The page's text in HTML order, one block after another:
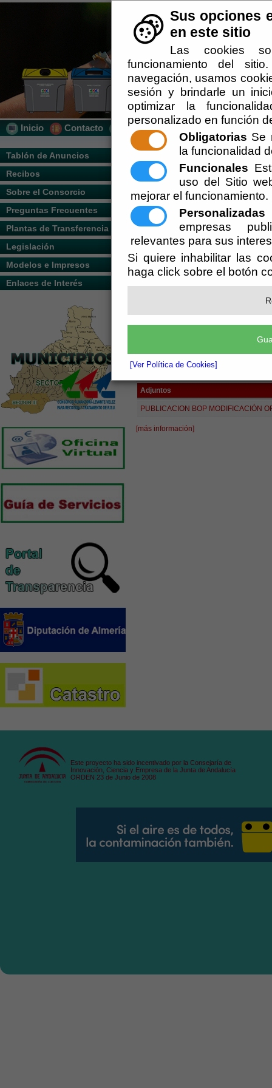
Sus opciones
en este sitio
Las cookies
funcionamiento del
navegación, usamos
sesión y brindarle un
optimizar la
personalizado en función
Obligatorias Se
la funcionalidad
Funcionales
uso del Sitio
mejorar el funcionamiento.
Personalizadas
empresas
relevantes para sus
Si quiere inhabilitar las
haga click sobre el botón
[Ver Política de Cookies]
Inicio Contacto Localización
Tablón de Anuncios
Recibos
Sobre el Consorcio
Preguntas Frecuentes
Plantas de Transferencia
Legislación
Modelos e Impresos
Enlaces de Interés
Usted se encuentra aquí:Inicio //
VÉLEZ
Escuchar
TASA DE
Consorcio
Medio
Administración
Adjuntos
PUBLICACION BOP MODIFICACIÓN
[más información]
Este proyecto ha sido incentivado por la Consejaría de
Innovación, Ciencia y Empresa de la Junta de Andalucía
ORDEN 23 de Junio de 2008